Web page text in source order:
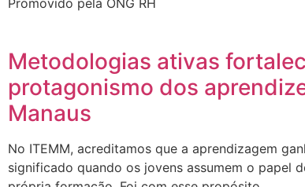
Promovido pela ONG RH
Metodologias ativas
protagonismo dos
Manaus
No ITEMM, acreditamos que a aprendizagem
significado quando os jovens assumem o papel